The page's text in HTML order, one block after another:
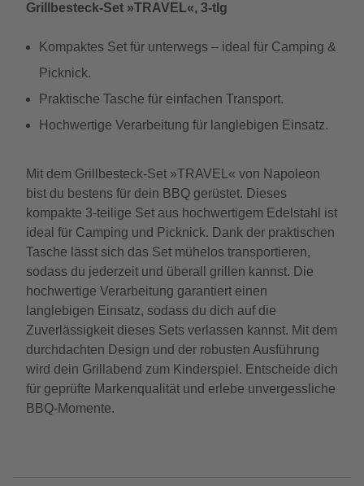
Grillbesteck-Set »TRAVEL«, 3-tlg
Kompaktes Set für unterwegs – ideal für Camping &
Picknick.
Praktische Tasche für einfachen Transport.
Hochwertige Verarbeitung für langlebigen Einsatz.
Mit dem Grillbesteck-Set »TRAVEL« von Napoleon
bist du bestens für dein BBQ gerüstet. Dieses
kompakte 3-teilige Set aus hochwertigem Edelstahl ist
ideal für Camping und Picknick. Dank der praktischen
Tasche lässt sich das Set mühelos transportieren,
sodass du jederzeit und überall grillen kannst. Die
hochwertige Verarbeitung garantiert einen
langlebigen Einsatz, sodass du dich auf die
Zuverlässigkeit dieses Sets verlassen kannst. Mit dem
durchdachten Design und der robusten Ausführung
wird dein Grillabend zum Kinderspiel. Entscheide dich
für geprüfte Markenqualität und erlebe unvergessliche
BBQ-Momente.